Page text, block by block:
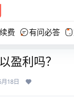
费 有问必答
盈利吗？
18日